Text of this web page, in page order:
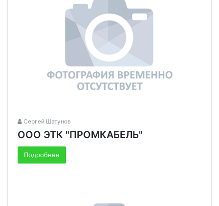
Сергей Шатунов
ООО ЭТК "ПРОМКАБЕЛЬ"
Подробнее